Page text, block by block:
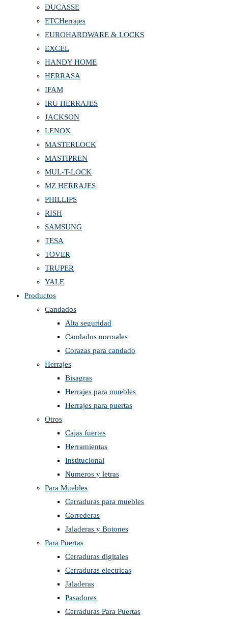
DUCASSE
ETCHerrajes
EUROHARDWARE & LOCKS
EXCEL
HANDY HOME
HERRASA
IFAM
IRU HERRAJES
JACKSON
LENOX
MASTERLOCK
MASTIPREN
MUL-T-LOCK
MZ HERRAJES
PHILLIPS
RISH
SAMSUNG
TESA
TOVER
TRUPER
YALE
Productos
Candados
Alta seguridad
Candados normales
Corazas para candado
Herrajes
Bisagras
Herrajes para muebles
Herrajes para puertas
Otros
Cajas fuertes
Herramientas
Institucional
Numeros y letras
Para Muebles
Cerraduras para muebles
Correderas
Jaladeras y Botones
Para Puertas
Cerraduras digitales
Cerraduras electricas
Jaladeras
Pasadores
Cerraduras Para Puertas